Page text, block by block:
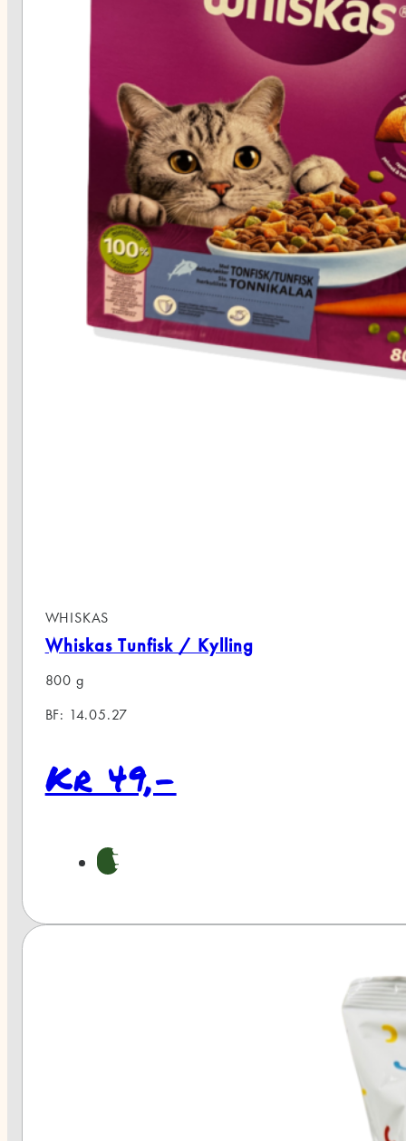
WHISKAS
Whiskas Tunfisk / Kylling
800 g
BF: 14.05.27
Kr 49,-